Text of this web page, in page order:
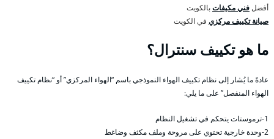
أفضلفني مكيفاتبالكويت
صيانة تكييف مركزي في الكويت
ما هو تكييف سنترال؟
عادةً ما يُشار إلى نظام تكييف الهواء النموذجي باسم “الهواء المركزي” أو “نظام تكييف
الهواء المنفصل” على ما يلي:
1-ترموستات يتحكم في تشغيل النظام
2-وحدة خارجية تحتوي على مروحة وملف مكثف وضاغط